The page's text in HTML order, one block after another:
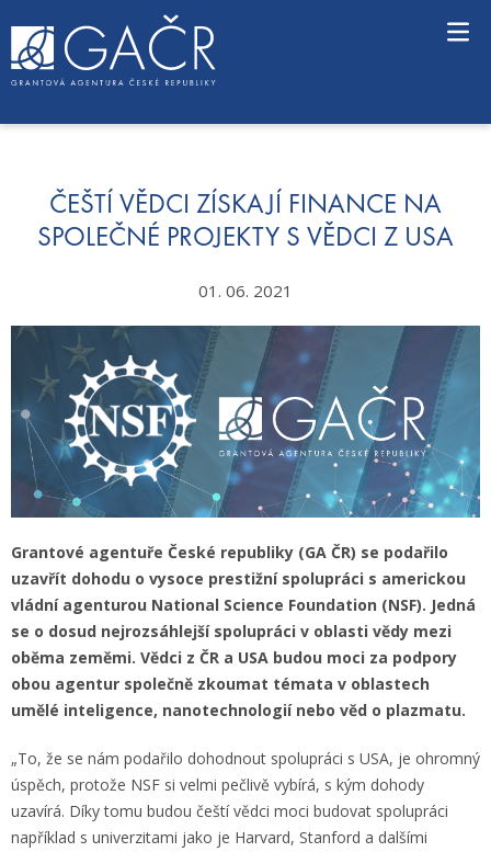
o
ČEŠTÍ VĚDCI ZÍSKAJÍ FINANCE NA
SPOLEČNÉ PROJEKTY S VĚDCI Z USA
01. 06. 2021
Grantové agentuře České republiky (GA ČR) se podařilo
uzavřít dohodu o vysoce prestižní spolupráci s americkou
vládní agenturou National Science Foundation (NSF). Jedná
se o dosud nejrozsáhlejší spolupráci v oblasti vědy mezi
oběma zeměmi. Vědci z ČR a USA budou moci za podpory
obou agentur společně zkoumat témata v oblastech
umělé inteligence, nanotechnologií nebo věd o plazmatu.
„To, že se nám podařilo dohodnout spolupráci s USA, je ohromný
úspěch, protože NSF si velmi pečlivě vybírá, s kým dohody
uzavírá. Díky tomu budou čeští vědci moci budovat spolupráci
například s univerzitami jako je Harvard, Stanford a dalšími